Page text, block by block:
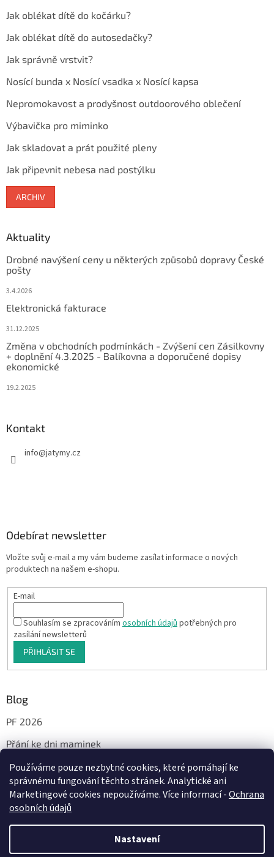
Používáme pouze nezbytné cookies, které pomáhají ke
správnému fungování těchto stránek. Analytické ani
Marketingové cookies nepoužíváme. Více informací -Ochrana
osobních údajů
Nastavení
Jak oblékat dítě do kočárku?
Jak oblékat dítě do autosedačky?
Jak správně vrstvit?
Nosící bunda x Nosící vsadka x Nosící kapsa
Nepromokavost a prodyšnost outdoorového oblečení
Výbavička pro miminko
Jak skladovat a prát použité pleny
Jak připevnit nebesa nad postýlku
ARCHIV
Aktuality
Drobné navýšení ceny u některých způsobů dopravy České
pošty
3.4.2026
Elektronická fakturace
31.12.2025
Změna v obchodních podmínkách - Zvýšení cen Zásilkovny
+ doplnění 4.3.2025 - Balíkovna a doporučené dopisy
ekonomické
19.2.2025
Kontakt
info@jatymy.cz
Odebírat newsletter
Vložte svůj e-mail a my vám budeme zasílat informace o nových
produktech na našem e-shopu.
E-mail
Souhlasím se zpracovánímosobních údajůpotřebných pro
zasílání newsletterů
PŘIHLÁSIT SE
Blog
PF 2026
Přání ke dni maminek
Facebook
Vytvořil Shoptet